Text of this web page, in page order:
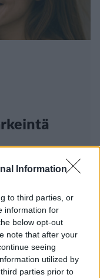
Information
to third parties, or
information for
below opt-out
note that after your
seeing
utilized by
parties prior to